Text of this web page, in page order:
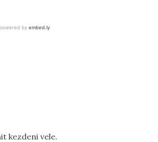
kezdeni vele.